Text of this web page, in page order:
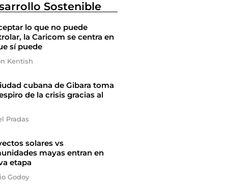
Sostenible
lo que no puede
la Caricom se centra en
sí puede
Kentish
cubana de Gibara toma
de la crisis gracias al
Pradas
solares vs
mayas entran en
etapa
Godoy